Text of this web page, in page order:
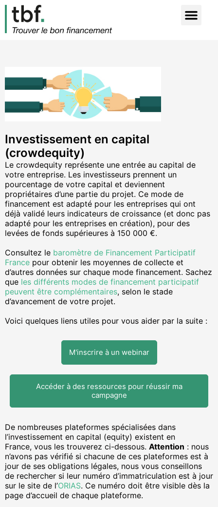
Investissement en capital
(crowdequity)
Le crowdequity représente une entrée au capital de
votre entreprise. Les investisseurs prennent un
pourcentage de votre capital et deviennent
propriétaires d’une partie du projet. Ce mode de
financement est adapté pour les entreprises qui ont
déjà validé leurs indicateurs de croissance (et donc pas
adapté pour les entreprises en création), pour des
levées de fonds supérieures à 150 000 €.
Consultez le baromètre de Financement Participatif
France pour obtenir les moyennes de collecte et
d’autres données sur chaque mode financement. Sachez
que les différents modes de financement participatif
peuvent être complémentaires, selon le stade
d’avancement de votre projet.
Voici quelques liens utiles pour vous aider par la suite :
M'inscrire à un webinar
Accéder à des ressources pour réussir ma
campagne
De nombreuses plateformes spécialisées dans
l’investissement en capital (equity) existent en
France, vous les trouverez ci-dessous. Attention : nous
n’avons pas vérifié si chacune de ces plateformes est à
jour de ses obligations légales, nous vous conseillons
de rechercher si leur numéro d’immatriculation est à jour
sur le site de l’ORIAS. Ce numéro doit être visible dès la
page d’accueil de chaque plateforme.